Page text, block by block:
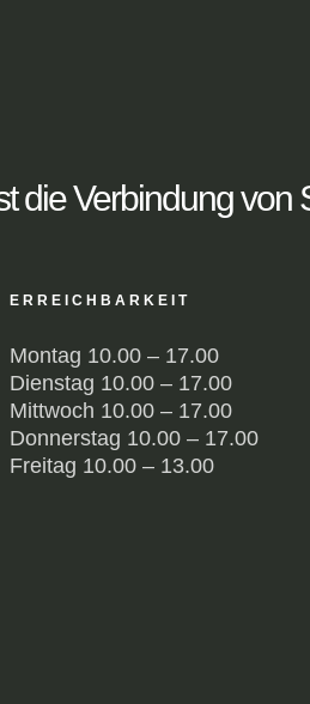
die Verbindung von
ERREICHBARKEIT
Montag 10.00 – 17.00
Dienstag 10.00 – 17.00
Mittwoch 10.00 – 17.00
Donnerstag 10.00 – 17.00
Freitag 10.00 – 13.00